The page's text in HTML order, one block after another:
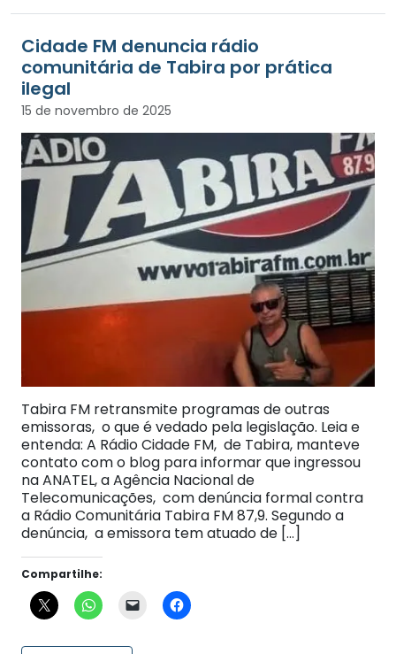
Cidade FM denuncia rádio
comunitária de Tabira por prática
ilegal
15 de novembro de 2025
Tabira FM retransmite programas de outras
emissoras, o que é vedado pela legislação. Leia e
entenda: A Rádio Cidade FM, de Tabira, manteve
contato com o blog para informar que ingressou
na ANATEL, a Agência Nacional de
Telecomunicações, com denúncia formal contra
a Rádio Comunitária Tabira FM 87,9. Segundo a
denúncia, a emissora tem atuado de […]
Compartilhe: